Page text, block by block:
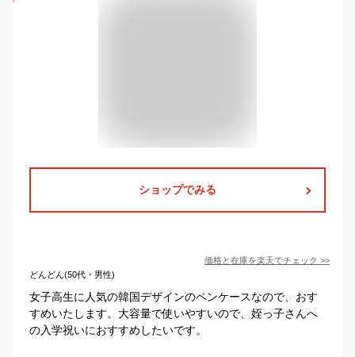
ショップでみる
価格と在庫を楽天でチェック >>
どんどん(50代・男性)
女子高生に人気の韓国デザインのペンケースなので、おす
すめいたします。大容量で使いやすいので、姪っ子さんへ
の入学祝いにおすすめしたいです。